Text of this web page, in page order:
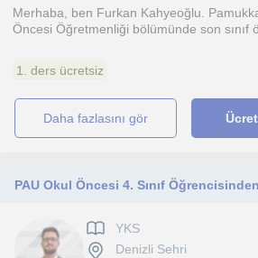
Merhaba, ben Furkan Kahyeoğlu.
Öncesi Öğretmenliği bölümünde son sınıf
1. ders ücretsiz
daha fazlasını gör
YKS
Denizli Sehri